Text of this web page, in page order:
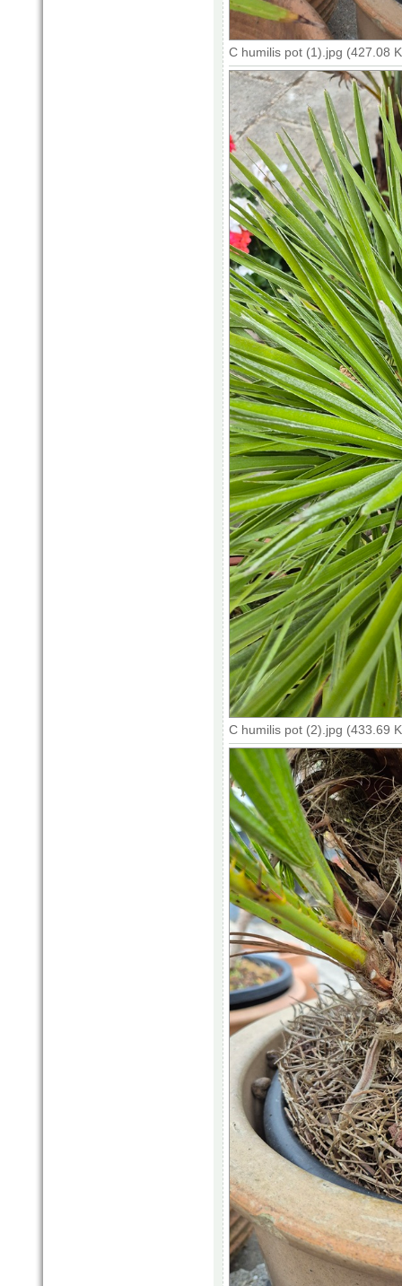
C humilis pot (1).jpg (427.08
C humilis pot (2).jpg (433.69